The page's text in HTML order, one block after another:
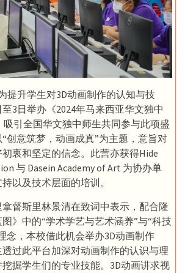
提升学生对3D动画制作的认知与技
3日举办《2024年马来西亚华文独中
吸引全国华文独中师生共同参与此项盛
创意筑梦，动画成真”为主题，意旨对
衷和坚定的信念。此营亦获得Hide
与 Dasein Academy of Art 为协办单
以及技术层面的培训。
督斯里林景清在致词中表示，配合隆
》中的“学术学艺与艺术涵养”与“科技
念，本校借此机会举办3D动画制作
过此平台加深对动画制作的认识与理
掘学生们的专业技能。3D动画讲求视